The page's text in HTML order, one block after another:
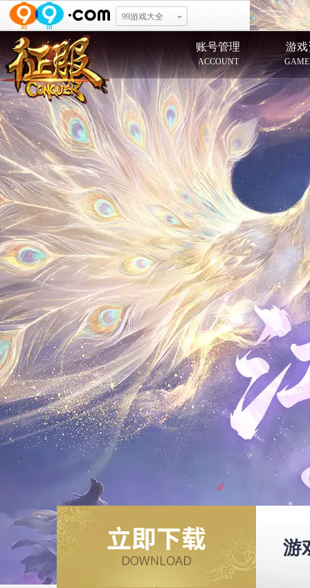
99游戏大全
账号管理
ACCOUNT
游
游